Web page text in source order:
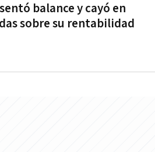
balance y cayó en
sobre su rentabilidad